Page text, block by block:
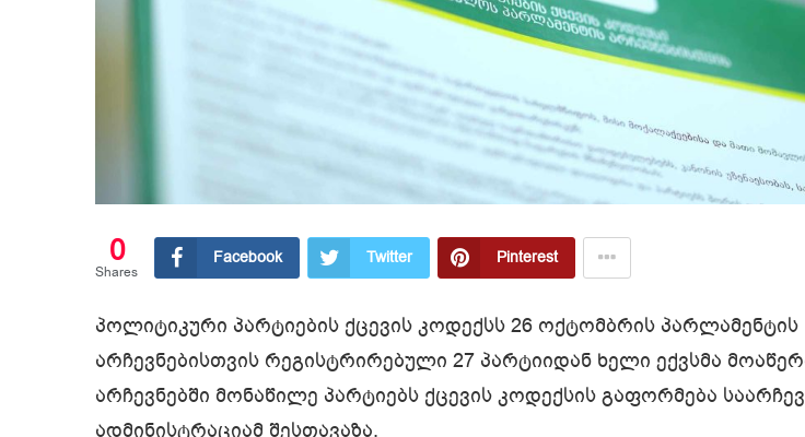
0
Shares
Facebook Twitter Pinterest
პოლიტიკური პარტიების ქცევის კოდექსს 26 ოქტომბრის პარლამენტის
არჩევნებისთვის რეგისტრირებული 27 პარტიიდან ხელი ექვსმა
არჩევნებში მონაწილე პარტიებს ქცევის კოდექსის გაფორმება
ადმინისტრაციამ შესთავაზა.